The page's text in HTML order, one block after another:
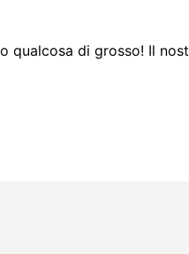
qualcosa di grosso! Il